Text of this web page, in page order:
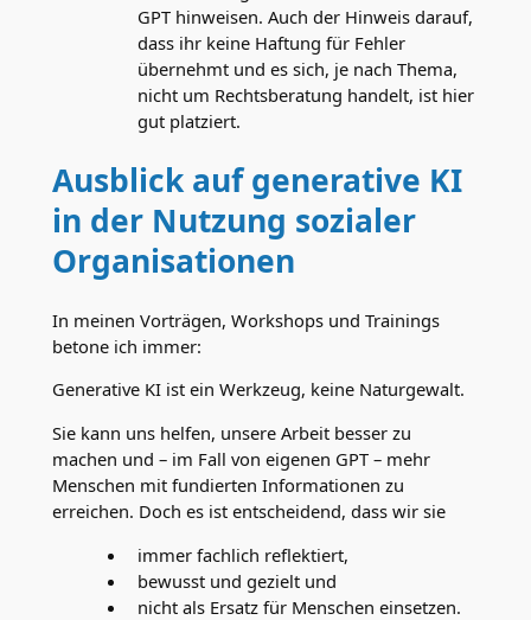
GPT hinweisen. Auch der Hinweis darauf,
dass ihr keine Haftung für Fehler
übernehmt und es sich, je nach Thema,
nicht um Rechtsberatung handelt, ist hier
gut platziert.
Ausblick auf generative KI
in der Nutzung sozialer
Organisationen
In meinen Vorträgen, Workshops und Trainings
betone ich immer:
Generative KI ist ein Werkzeug, keine Naturgewalt.
Sie kann uns helfen, unsere Arbeit besser zu
machen und – im Fall von eigenen GPT – mehr
Menschen mit fundierten Informationen zu
erreichen. Doch es ist entscheidend, dass wir sie
immer fachlich reflektiert,
bewusst und gezielt und
nicht als Ersatz für Menschen einsetzen.